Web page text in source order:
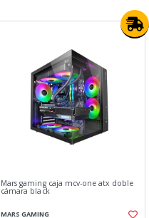
Mars gaming caja mcv-one atx doble
cámara black
MARS GAMING